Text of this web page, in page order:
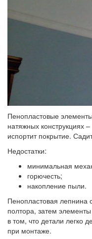
Пенопластовые
натяжных конструкциях
испортит покрытие.
Недостатки:
минимальная
горючесть;
накопление пыли.
Пенопластовая лепнина
полтора, затем
в том, что детали легко
при монтаже.